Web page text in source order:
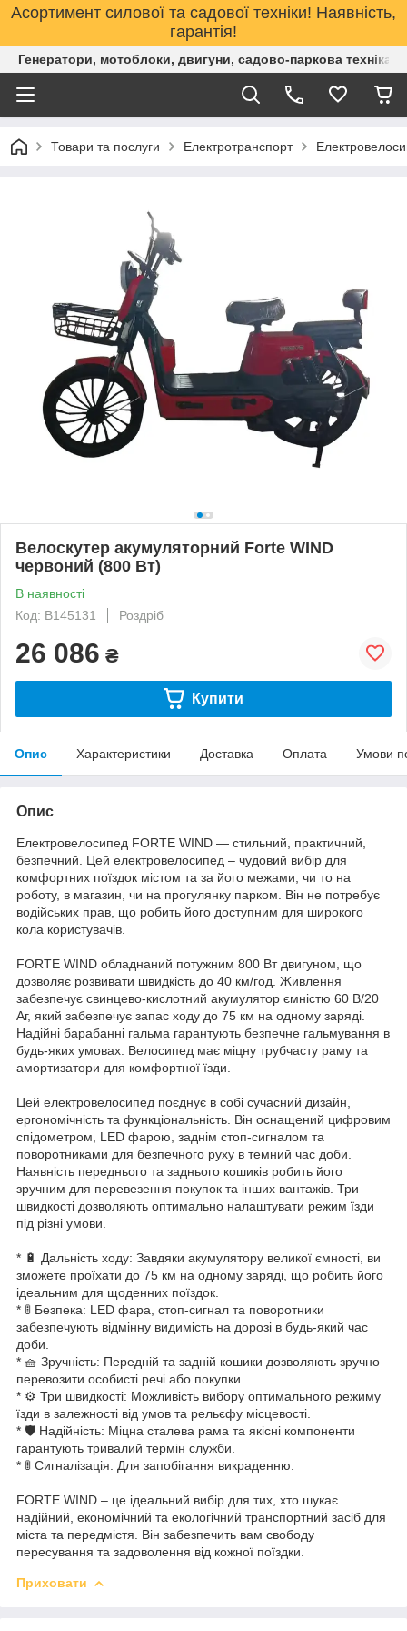
Асортимент силової та садової техніки! Наявність,
гарантія!
Генератори, мотоблоки, двигуни, садово-паркова техніка.
Товари та послуги Електротранспорт
Велоскутер акумуляторний Forte WIND
червоний (800 Вт)
В наявності
Код: B145131
Роздріб
26 086 ₴
Купити
Опис Характеристики Доставка Оплата Умови
Опис
Електровелосипед FORTE WIND — стильний, практичний,
безпечний. Цей електровелосипед – чудовий вибір для
комфортних поїздок містом та за його межами, чи то на
роботу, в магазин, чи на прогулянку парком. Він не потребує
водійських прав, що робить його доступним для широкого
кола користувачів.
FORTE WIND обладнаний потужним 800 Вт двигуном, що
дозволяє розвивати швидкість до 40 км/год. Живлення
забезпечує свинцево-кислотний акумулятор ємністю 60 В/20
Аг, який забезпечує запас ходу до 75 км на одному заряді.
Надійні барабанні гальма гарантують безпечне гальмування в
будь-яких умовах. Велосипед має міцну трубчасту раму та
амортизатори для комфортної їзди.
Цей електровелосипед поєднує в собі сучасний дизайн,
ергономічність та функціональність. Він оснащений цифровим
спідометром, LED фарою, заднім стоп-сигналом та
поворотниками для безпечного руху в темний час доби.
Наявність переднього та заднього кошиків робить його
зручним для перевезення покупок та інших вантажів. Три
швидкості дозволяють оптимально налаштувати режим їзди
під різні умови.
* 🔋 Дальність ходу: Завдяки акумулятору великої ємності, ви
зможете проїхати до 75 км на одному заряді, що робить його
ідеальним для щоденних поїздок.
* 🚦 Безпека: LED фара, стоп-сигнал та поворотники
забезпечують відмінну видимість на дорозі в будь-який час
доби.
* 🧺 Зручність: Передній та задній кошики дозволяють зручно
перевозити особисті речі або покупки.
* ⚙️ Три швидкості: Можливість вибору оптимального режиму
їзди в залежності від умов та рельєфу місцевості.
* 🛡️ Надійність: Міцна сталева рама та якісні компоненти
гарантують тривалий термін служби.
* 🚦 Сигналізація: Для запобігання викраденню.
FORTE WIND – це ідеальний вибір для тих, хто шукає
надійний, економічний та екологічний транспортний засіб для
міста та передмістя. Він забезпечить вам свободу
пересування та задоволення від кожної поїздки.
Приховати